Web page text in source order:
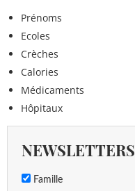
Prénoms
Ecoles
Crèches
Calories
Médicaments
Hôpitaux
NEWSLETTERS
Famille